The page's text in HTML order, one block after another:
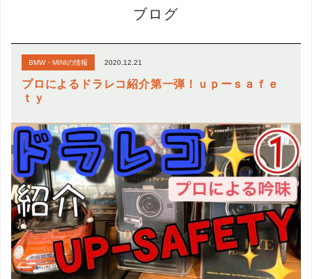
ブログ
BMW・MINIの情報 2020.12.21
プロによるドラレコ紹介第一弾！ｕｐーｓａｆｅ
ｔｙ